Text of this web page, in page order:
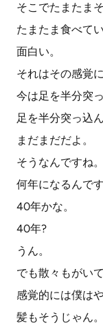
そこでたまたま
たまたま食べて
面白い。
それはその感覚
今は足を半分突
足を半分突っ込
まだまだだよ。
そうなんですね。
何年になるんで
40年かな。
40年?
うん。
でも散々もがい
感覚的には僕はや
髪もそうじゃん。